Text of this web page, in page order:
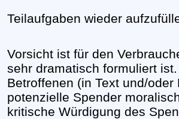
Teilaufgaben wieder
Vorsicht ist für den
sehr dramatisch formuliert
Betroffenen (in Text und/
potenzielle Spender
kritische Würdigung des